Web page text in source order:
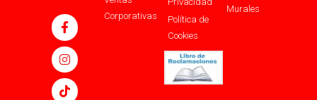
Corporativas
Política de
Cookies
Murales